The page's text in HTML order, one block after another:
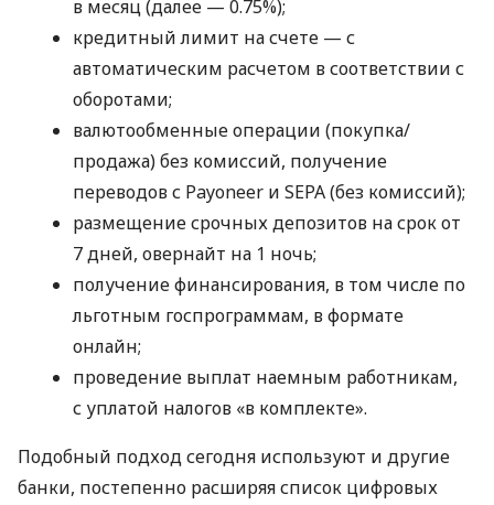
в месяц (далее — 0.75%);
кредитный лимит на счете — с
автоматическим расчетом в соответствии с
оборотами;
валютообменные операции (покупка/
продажа) без комиссий, получение
переводов с Payoneer и SEPA (без комиссий);
размещение срочных депозитов на срок от
7 дней, овернайт на 1 ночь;
получение финансирования, в том числе по
льготным госпрограммам, в формате
онлайн;
проведение выплат наемным работникам,
с уплатой налогов «в комплекте».
Подобный подход сегодня используют и другие
банки, постепенно расширяя список цифровых